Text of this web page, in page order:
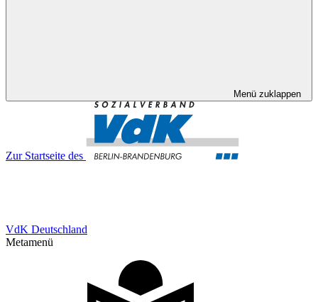
Menü zuklappen
Zur Startseite des
VdK Deutschland
Metamenü